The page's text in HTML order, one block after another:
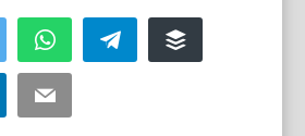
WhatsApp Telegram Buffer
Email